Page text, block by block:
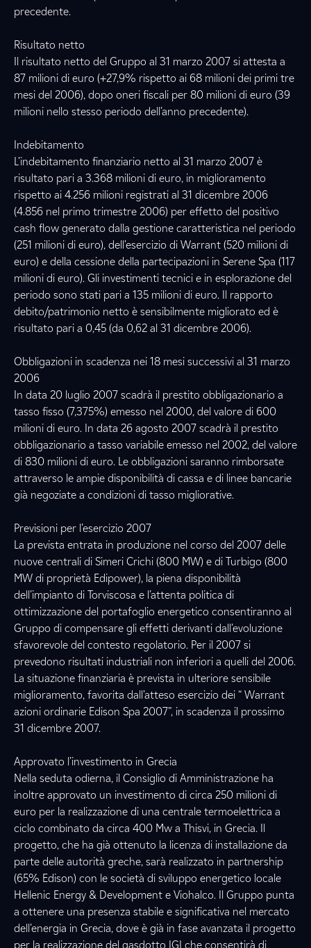
precedente.
Risultato netto
Il risultato netto del Gruppo al 31 marzo 2007 si attesta a
87 milioni di euro (+27,9% rispetto ai 68 milioni dei primi tre
mesi del 2006), dopo oneri fiscali per 80 milioni di euro (39
milioni nello stesso periodo dell’anno precedente).
Indebitamento
L’indebitamento finanziario netto al 31 marzo 2007 è
risultato pari a 3.368 milioni di euro, in miglioramento
rispetto ai 4.256 milioni registrati al 31 dicembre 2006
(4.856 nel primo trimestre 2006) per effetto del positivo
cash flow generato dalla gestione caratteristica nel periodo
(251 milioni di euro), dell’esercizio di Warrant (520 milioni di
euro) e della cessione della partecipazioni in Serene Spa (117
milioni di euro). Gli investimenti tecnici e in esplorazione del
periodo sono stati pari a 135 milioni di euro. Il rapporto
debito/patrimonio netto è sensibilmente migliorato ed è
risultato pari a 0,45 (da 0,62 al 31 dicembre 2006).
Obbligazioni in scadenza nei 18 mesi successivi al 31 marzo
2006
In data 20 luglio 2007 scadrà il prestito obbligazionario a
tasso fisso (7,375%) emesso nel 2000, del valore di 600
milioni di euro. In data 26 agosto 2007 scadrà il prestito
obbligazionario a tasso variabile emesso nel 2002, del valore
di 830 milioni di euro. Le obbligazioni saranno rimborsate
attraverso le ampie disponibilità di cassa e di linee bancarie
già negoziate a condizioni di tasso migliorative.
Previsioni per l’esercizio 2007
La prevista entrata in produzione nel corso del 2007 delle
nuove centrali di Simeri Crichi (800 MW) e di Turbigo (800
MW di proprietà Edipower), la piena disponibilità
dell’impianto di Torviscosa e l’attenta politica di
ottimizzazione del portafoglio energetico consentiranno al
Gruppo di compensare gli effetti derivanti dall’evoluzione
sfavorevole del contesto regolatorio. Per il 2007 si
prevedono risultati industriali non inferiori a quelli del 2006.
La situazione finanziaria è prevista in ulteriore sensibile
miglioramento, favorita dall’atteso esercizio dei “ Warrant
azioni ordinarie Edison Spa 2007”, in scadenza il prossimo
31 dicembre 2007.
Approvato l’investimento in Grecia
Nella seduta odierna, il Consiglio di Amministrazione ha
inoltre approvato un investimento di circa 250 milioni di
euro per la realizzazione di una centrale termoelettrica a
ciclo combinato da circa 400 Mw a Thisvi, in Grecia. Il
progetto, che ha già ottenuto la licenza di installazione da
parte delle autorità greche, sarà realizzato in partnership
(65% Edison) con le società di sviluppo energetico locale
Hellenic Energy & Development e Viohalco. Il Gruppo punta
a ottenere una presenza stabile e significativa nel mercato
dell’energia in Grecia, dove è già in fase avanzata il progetto
per la realizzazione del gasdotto IGI che consentirà di